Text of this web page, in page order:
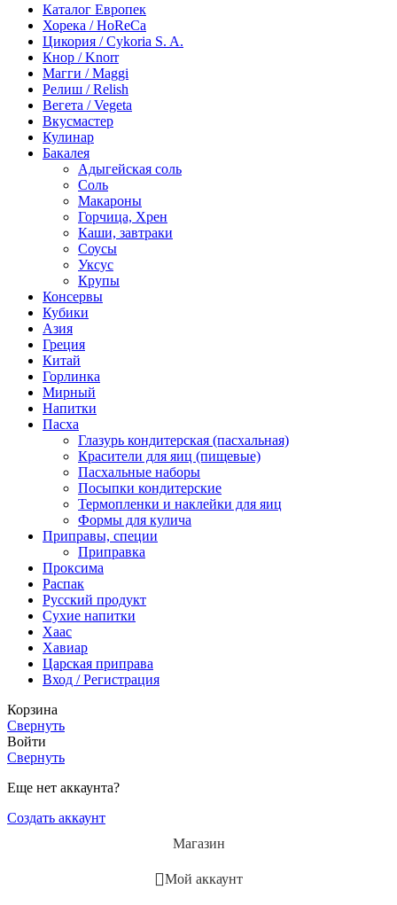
Каталог Европек
Хорека / HoReCa
Цикория / Cykoria S. A.
Кнор / Knorr
Магги / Maggi
Релиш / Relish
Вегета / Vegeta
Вкусмастер
Кулинар
Бакалея
Адыгейская соль
Соль
Макароны
Горчица, Хрен
Каши, завтраки
Соусы
Уксус
Крупы
Консервы
Кубики
Азия
Греция
Китай
Горлинка
Мирный
Напитки
Пасха
Глазурь кондитерская (пасхальная)
Красители для яиц (пищевые)
Пасхальные наборы
Посыпки кондитерские
Термопленки и наклейки для яиц
Формы для кулича
Приправы, специи
Приправка
Проксима
Распак
Русский продукт
Сухие напитки
Хаас
Хавиар
Царская приправа
Вход / Регистрация
Корзина
Свернуть
Войти
Свернуть
Еще нет аккаунта?
Создать аккаунт
Магазин
Мой аккаунт